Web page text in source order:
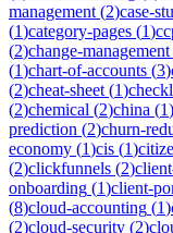
management (2)case-
(1)category-pages (1)
(2)change-management
(1)chart-of-accounts (3)
(2)cheat-sheet (1)
(2)chemical (2)china (1)
prediction (2)churn-
economy (1)cis (1)
(2)clickfunnels (2)
onboarding (1)client-
(8)cloud-accounting (1)
(2)cloud-security (2)